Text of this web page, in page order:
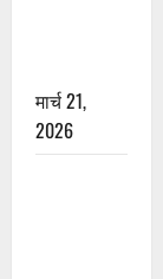
मार्च 21,
2026